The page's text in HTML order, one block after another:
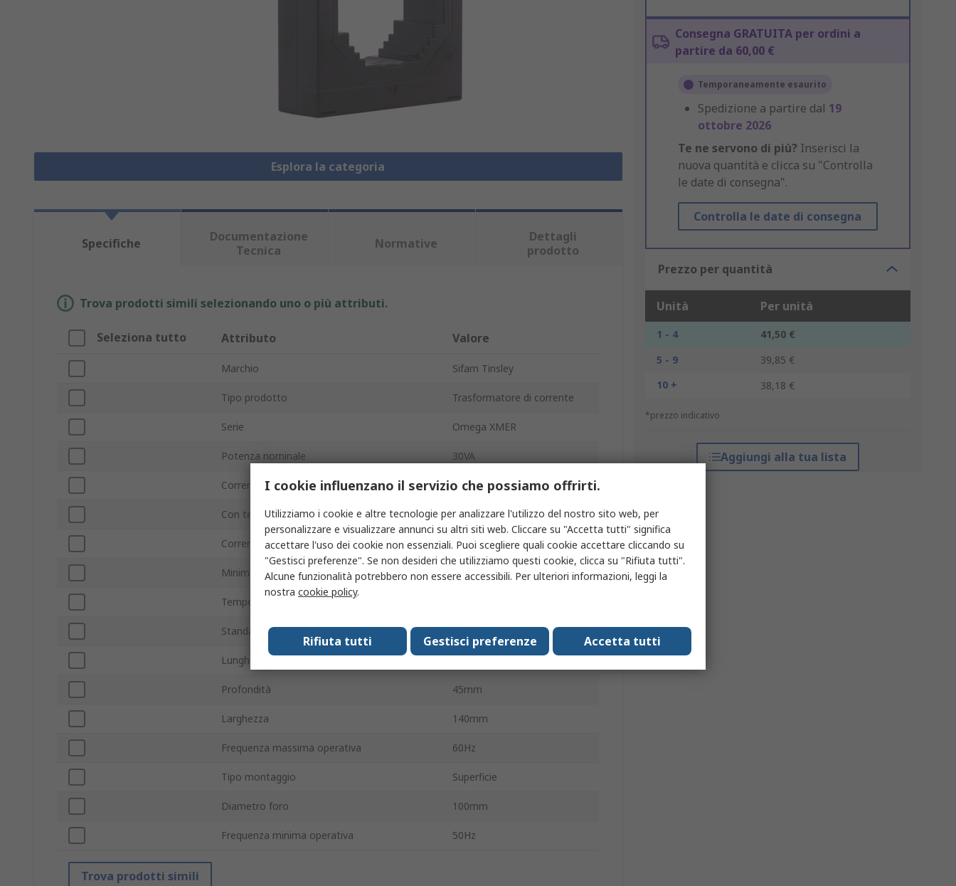
Esplora la categoria
Consegna GRATUITA per ordini a
partire da 60,00 €
Temporaneamente esaurito
Spedizione a partire dal 19
ottobre 2026
Te ne servono di più? Inserisci la
nuova quantità e clicca su "Controlla
le date di consegna".
Controlla le date di consegna
Prezzo per quantità
Unità Per unità
1 - 4
41,50 €
5 - 9
39,85 €
10 +
38,18 €
*prezzo indicativo
Aggiungi alla tua lista
Specifiche
Documentazione
Tecnica
Normative
Dettagli
prodotto
Trova prodotti simili selezionando uno o più attributi.
Seleziona tutto Attributo Valore
Marchio Sifam Tinsley
Tipo prodotto Trasformatore di corrente
Serie Omega XMER
Potenza nominale 30VA
Corrente del secondario 5A
Con terminazione/senza terminazione Filo
Corrente primaria 1250A
Minima temperatura operativa 20°C
Temperatura massima di funzionamento
Standard/Approvazioni UL
Lunghezza
Profondità 45mm
Larghezza 140mm
Frequenza massima operativa 60Hz
Tipo montaggio Superficie
Diametro foro 100mm
Frequenza minima operativa 50Hz
Trova prodotti simili
I cookie influenzano il servizio che possiamo offrirti.
Utilizziamo i cookie e altre tecnologie per analizzare l'utilizzo del nostro sito web, per
personalizzare e visualizzare annunci su altri siti web. Cliccare su "Accetta tutti" significa
accettare l'uso dei cookie non essenziali. Puoi scegliere quali cookie accettare cliccando su
"Gestisci preferenze". Se non desideri che utilizziamo questi cookie, clicca su "Rifiuta tutti".
Alcune funzionalità potrebbero non essere accessibili. Per ulteriori informazioni, leggi la
nostra cookie policy.
Accetta tutti
Gestisci preferenze
Rifiuta tutti